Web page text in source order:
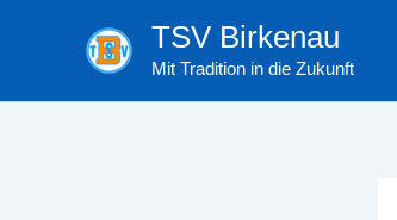
TSV Birkenau
Mit Tradition in die Zukunft